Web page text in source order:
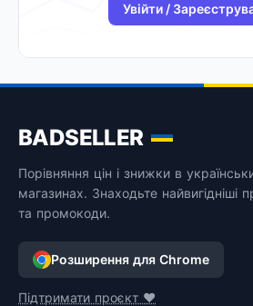
Увійти /
BADSELLER
Порівняння цін і знижки в
магазинах. Знаходьте найвигідніші
та промокоди.
Розширення для Chrome
Підтримати проєкт ❤️